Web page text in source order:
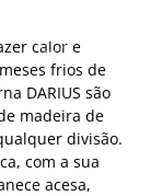
calor e
frios de
DARIUS são
madeira de
divisão.
com a sua
acesa,